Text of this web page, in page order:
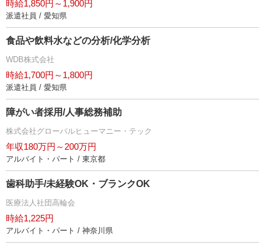
時給1,850円～1,900円
派遣社員 / 愛知県
食品や飲料水などの分析/化学分析
WDB株式会社
時給1,700円～1,800円
派遣社員 / 愛知県
障がい者採用/人事総務補助
株式会社グローバルヒューマニー・テック
年収180万円～200万円
アルバイト・パート / 東京都
歯科助手/未経験OK・ブランクOK
医療法人社団高輪会
時給1,225円
アルバイト・パート / 神奈川県